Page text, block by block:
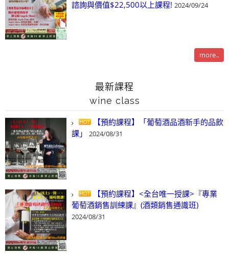
諮詢與價值$22,500以上課程! 2024/09/24
more..
最新課程
wine class
【預約課程】「葡萄酒品酒新手的品飲
課」
2024/08/31
【預約課程】<全台唯一授課>『專業
葡萄酒銷售訓練課』(酒類銷售通識班)
2024/08/31